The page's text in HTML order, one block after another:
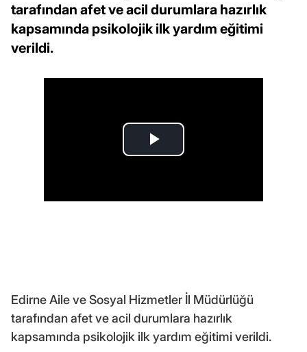
tarafından afet ve acil durumlara hazırlık
kapsamında psikolojik ilk yardım eğitimi
verildi.
Edirne Aile ve Sosyal Hizmetler İl Müdürlüğü
tarafından afet ve acil durumlara hazırlık
kapsamında psikolojik ilk yardım eğitimi verildi.